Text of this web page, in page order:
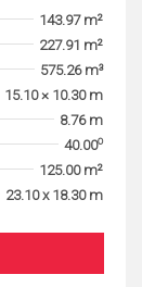
143.97 m²
227.91 m²
575.26 m³
15.10 × 10.30 m
8.76 m
40.00o
125.00 m²
23.10 x 18.30 m